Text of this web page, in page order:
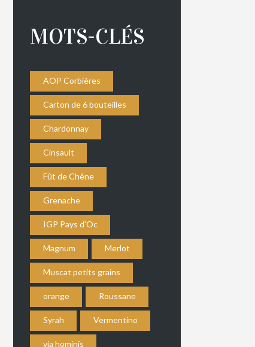
MOTS-CLÉS
AOP Corbières
Carton de 6 bouteilles
Chardonnay
Cinsault
Fût de Chêne
Grenache
IGP Pays d'Oc
Magnum Merlot
Muscat petits grains
orange Roussane
Syrah Vermentino
via hominis